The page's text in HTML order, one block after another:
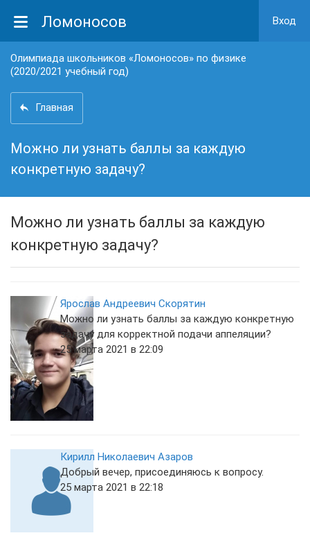
Ломоносов Вход
Олимпиада школьников «Ломоносов» по физике
(2020/2021 учебный год)
Главная
Можно ли узнать баллы за каждую
конкретную задачу?
Можно ли узнать баллы за каждую
конкретную задачу?
Ярослав Андреевич Скорятин
Можно ли узнать баллы за каждую конкретную
задачу для корректной подачи аппеляции?
25 марта 2021 в 22:09
Кирилл Николаевич Азаров
Добрый вечер, присоединяюсь к вопросу.
25 марта 2021 в 22:18